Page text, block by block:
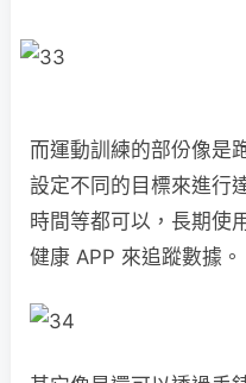
而運動訓練的部份像是
設定不同的目標來進行
時間等都可以，長期使
健康 APP 來追蹤數據。